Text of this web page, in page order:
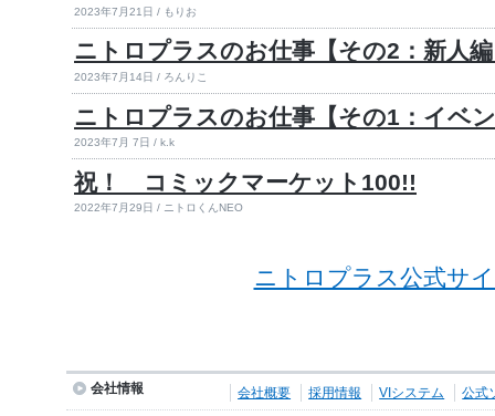
2023年7月21日 / もりお
ニトロプラスのお仕事【その2：新人
2023年7月14日 / ろんりこ
ニトロプラスのお仕事【その1：イベ
2023年7月 7日 / k.k
祝！ コミックマーケット100!!
2022年7月29日 / ニトロくんNEO
ニトロプラス公式サ
会社情報 会社概要 採用情報 VIシステム 公式